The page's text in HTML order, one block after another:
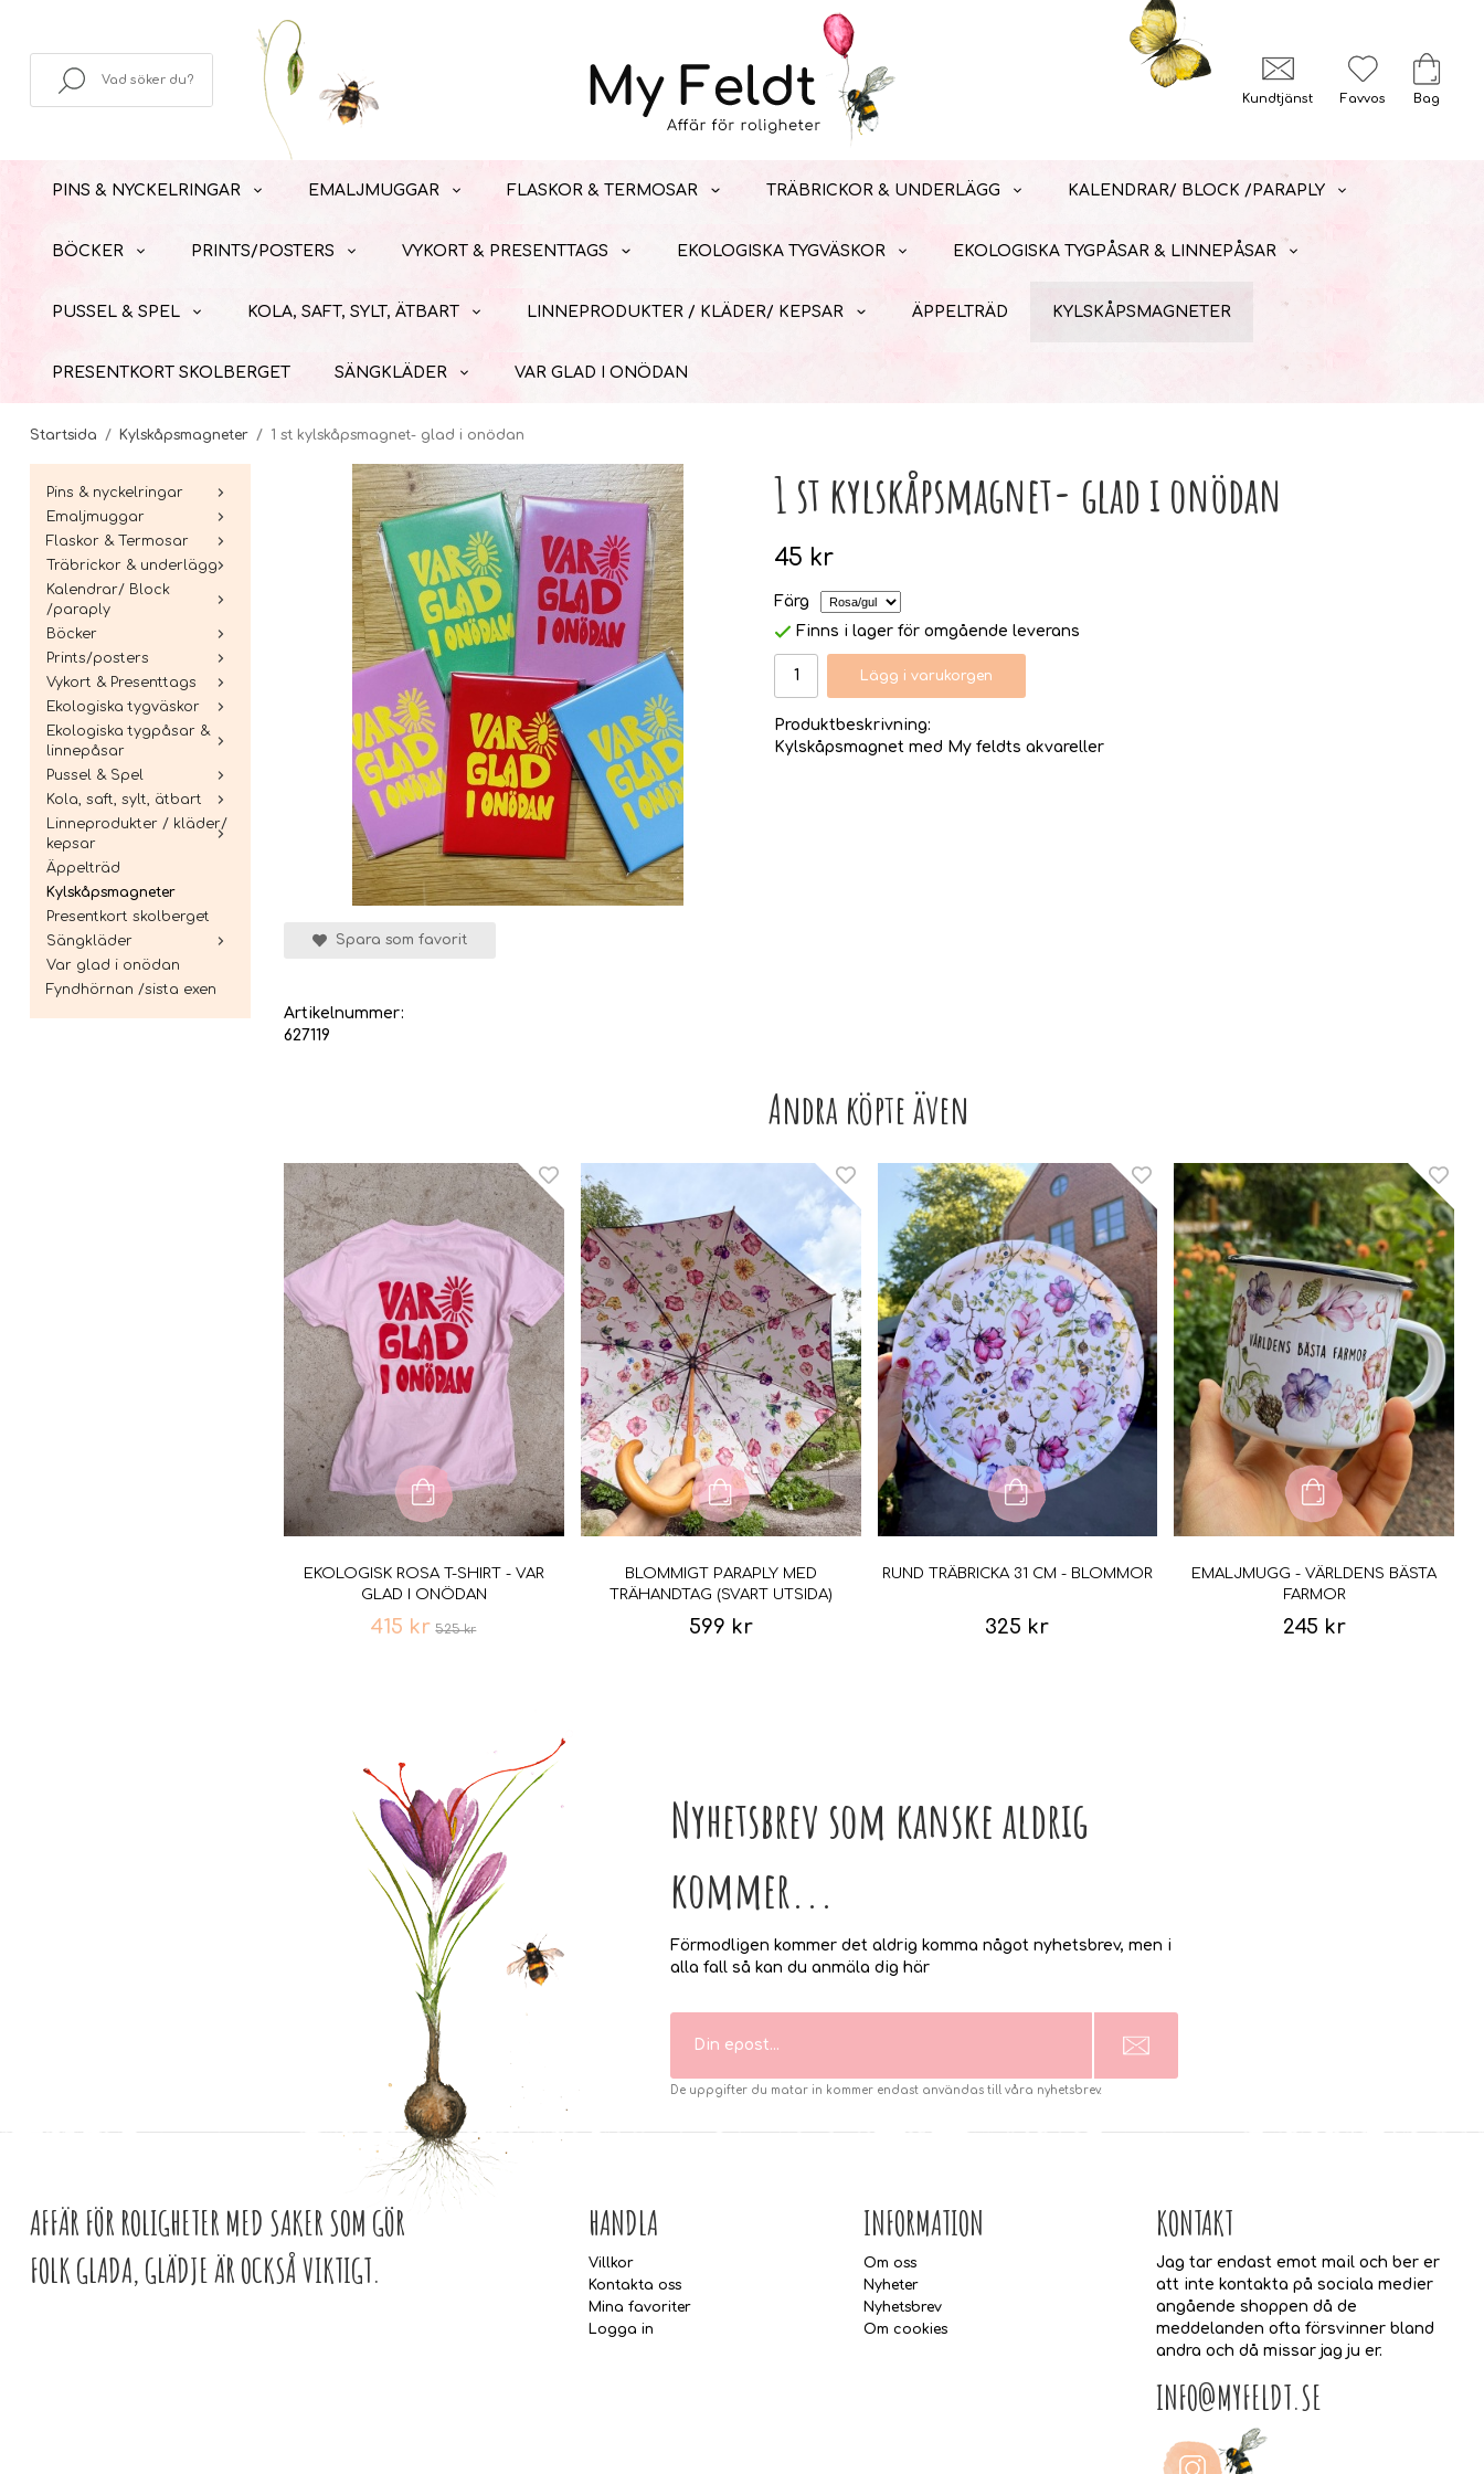
Kundtjänst Favvos Bag
PINS & NYCKELRINGAR EMALJMUGGAR FLASKOR & TERMOSAR TRÄBRICKOR & UNDERLÄGG KALENDRAR/ BLOCK /PARAPLY
BÖCKER PRINTS/POSTERS VYKORT & PRESENTTAGS EKOLOGISKA TYGVÄSKOR EKOLOGISKA TYGPÅSAR & LINNEPÅSAR
PUSSEL & SPEL KOLA, SAFT, SYLT, ÄTBART LINNEPRODUKTER / KLÄDER/ KEPSAR ÄPPELTRÄD KYLSKÅPSMAGNETER
PRESENTKORT SKOLBERGET SÄNGKLÄDER VAR GLAD I ONÖDAN
Startsida / Kylskåpsmagneter / 1 st kylskåpsmagnet- glad i onödan
Pins & nyckelringar
Emaljmuggar
Flaskor & Termosar
Träbrickor & underlägg
Kalendrar/ Block
/paraply
Böcker
Prints/posters
Vykort & Presenttags
Ekologiska tygväskor
Ekologiska tygpåsar &
linnepåsar
Pussel & Spel
Kola, saft, sylt, ätbart
Linneprodukter / kläder/
kepsar
Äppelträd
Kylskåpsmagneter
Presentkort skolberget
Sängkläder
Var glad i onödan
Fyndhörnan /sista exen
1 st kylskåpsmagnet- glad i onödan
45 kr
Färg
Finns i lager för omgående leverans
Lägg i varukorgen
Produktbeskrivning:
Kylskåpsmagnet med My feldts akvareller
Spara som favorit
Artikelnummer:
627119
Andra köpte även
EKOLOGISK ROSA T-SHIRT - VAR
GLAD I ONÖDAN
415 kr 525 kr
BLOMMIGT PARAPLY MED
TRÄHANDTAG (SVART UTSIDA)
599 kr
RUND TRÄBRICKA 31 CM - BLOMMOR
325 kr
EMALJMUGG - VÄRLDENS BÄSTA
FARMOR
245 kr
Nyhetsbrev som kanske aldrig
kommer...
Förmodligen kommer det aldrig komma något nyhetsbrev, men i
alla fall så kan du anmäla dig här
De uppgifter du matar in kommer endast användas till våra nyhetsbrev.
AFFÄR FÖR ROLIGHETER MED SAKER SOM GÖR
FOLK GLADA, GLÄDJE ÄR OCKSÅ VIKTIGT.
HANDLA
Villkor
Kontakta oss
Mina favoriter
Logga in
INFORMATION
Om oss
Nyheter
Nyhetsbrev
Om cookies
KONTAKT
Jag tar endast emot mail och ber er
att inte kontakta på sociala medier
angående shoppen då de
meddelanden ofta försvinner bland
andra och då missar jag ju er.
INFO@MYFELDT.SE